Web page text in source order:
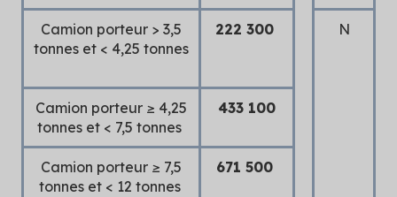
Camion porteur > 3,5
tonnes et < 4,25 tonnes
222 300 N
Camion porteur ≥ 4,25
tonnes et < 7,5 tonnes
433 100
Camion porteur ≥ 7,5
tonnes et < 12 tonnes
671 500